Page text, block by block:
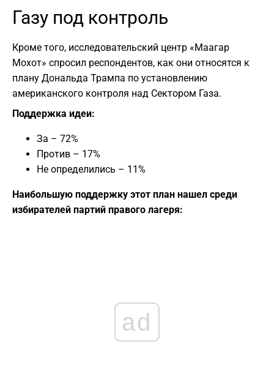
Газу под контроль
Кроме того, исследовательский центр «Маагар
Мохот» спросил респондентов, как они относятся к
плану Дональда Трампа по установлению
американского контроля над Сектором Газа.
Поддержка идеи:
За – 72%
Против – 17%
Не определились – 11%
Наибольшую поддержку этот план нашел среди
избирателей партий правого лагеря:
ad